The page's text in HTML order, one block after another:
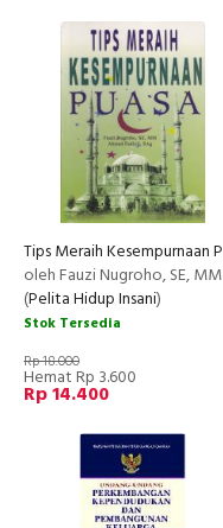
oleh Fauzi Nugroho, SE, MM & Ahmad Fadloli, SAg
(Pelita Hidup Insani)
Stok Tersedia
Rp 18.000
Hemat Rp 3.600
Rp 14.400